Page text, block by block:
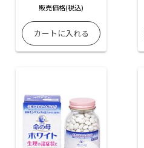
販売価格(税込)